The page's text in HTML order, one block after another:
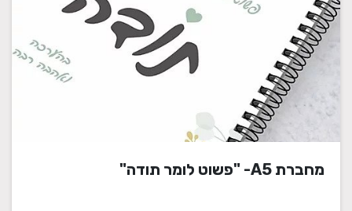
מחברת A5- "פשוט לומר תודה"